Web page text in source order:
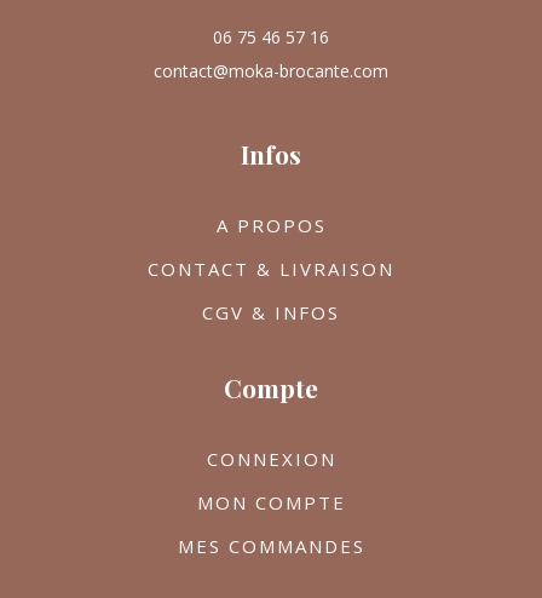
06 75 46 57 16
contact@moka-brocante.com
Infos
A PROPOS
CONTACT & LIVRAISON
CGV & INFOS
Compte
CONNEXION
MON COMPTE
MES COMMANDES